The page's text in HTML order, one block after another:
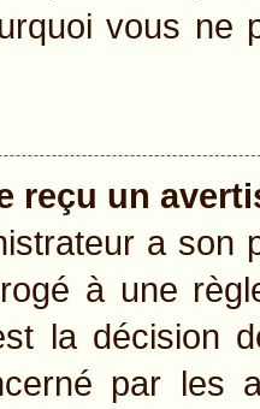
vous ne
reçu un
a son
à une
la décision
par les